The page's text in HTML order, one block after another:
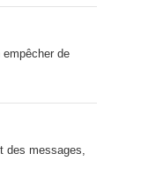
de
messages,